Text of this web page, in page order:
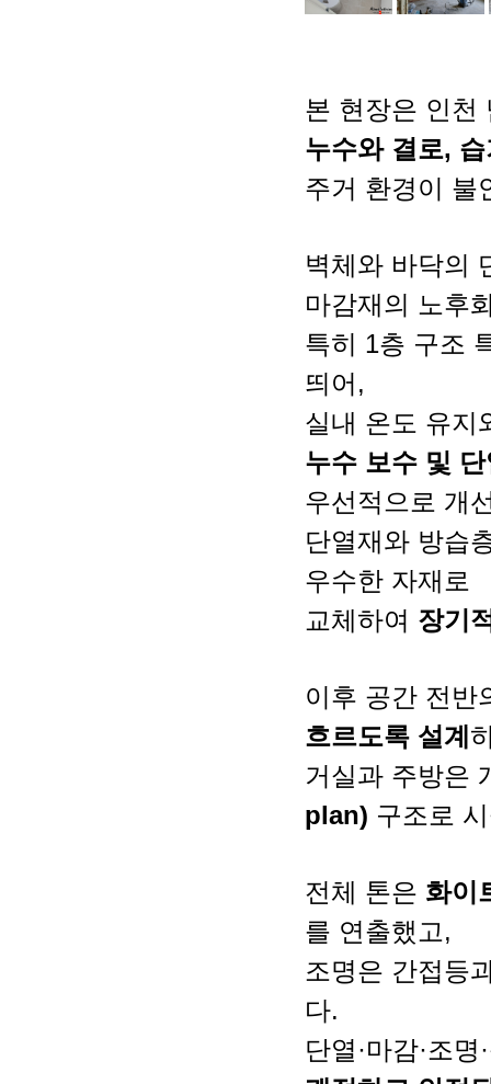
본 현장은 인천
누수와 결로,
주거 환경이 불
벽체와 바닥의
마감재의 노후
특히 1층 구조
띄어,
실내 온도 유지
누수 보수 및
우선적으로 개
단열재와 방습
우수한 자재로
교체하여 장기
이후 공간 전
흐르도록 설계
거실과 주방은
plan) 구조로
전체 톤은 화이
를 연출했고,
조명은 간접등
다.
단열·마감·조